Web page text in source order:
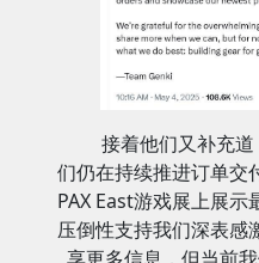
接着他们又补充
们仍在持续推进订单交
PAX East游戏展上展示
压倒性支持我们深表感